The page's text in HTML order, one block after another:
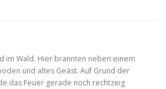
im Wald. Hier brannten neben einem
und altes Geäst. Auf Grund der
das Feuer gerade noch rechtzeig